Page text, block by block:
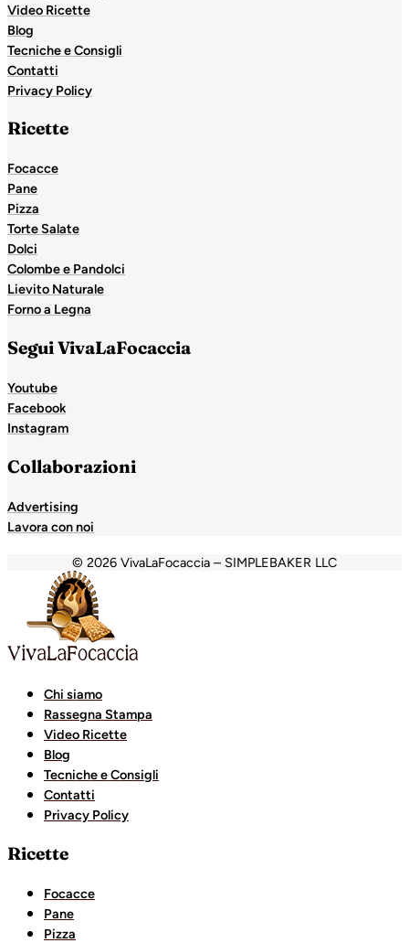
Video Ricette
Blog
Tecniche e Consigli
Contatti
Privacy Policy
Ricette
Focacce
Pane
Pizza
Torte Salate
Dolci
Colombe e Pandolci
Lievito Naturale
Forno a Legna
Segui VivaLaFocaccia
Youtube
Facebook
Instagram
Collaborazioni
Advertising
Lavora con noi
© 2026 VivaLaFocaccia – SIMPLEBAKER LLC
grandpashabet
Chi siamo
Rassegna Stampa
Video Ricette
Blog
Tecniche e Consigli
Contatti
Privacy Policy
Ricette
Focacce
Pane
Pizza